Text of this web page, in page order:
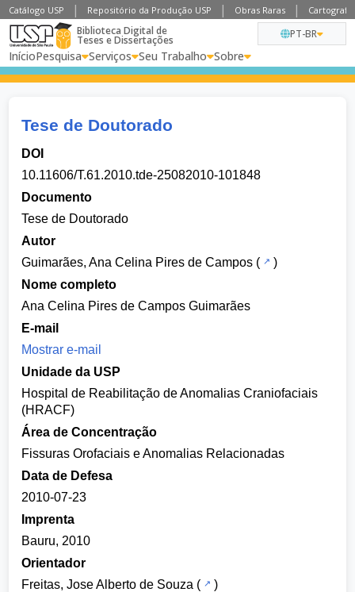
Catálogo USP Repositório da Produção USP Obras Raras
Biblioteca Digital de
Teses e Dissertações
InícioPesquisa Serviços Seu Trabalho Sobre
PT-BR
Tese de Doutorado
DOI
10.11606/T.61.2010.tde-25082010-101848
Documento
Tese de Doutorado
Autor
Guimarães, Ana Celina Pires de Campos (
)
Nome completo
Ana Celina Pires de Campos Guimarães
E-mail
Mostrar e-mail
Unidade da USP
Hospital de Reabilitação de Anomalias Craniofaciais
(HRACF)
Área de Concentração
Fissuras Orofaciais e Anomalias Relacionadas
Data de Defesa
2010-07-23
Imprenta
Bauru, 2010
Orientador
Freitas, Jose Alberto de Souza (
)